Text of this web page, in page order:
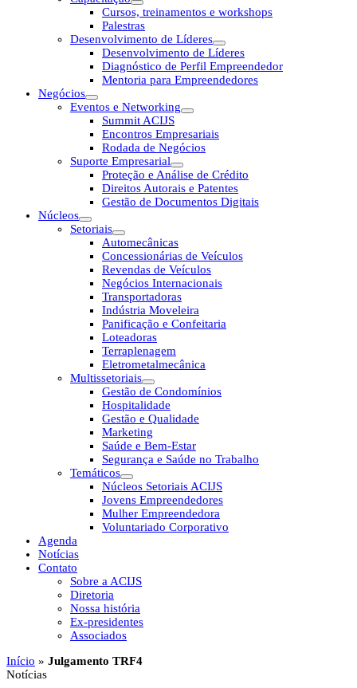
Cursos, treinamentos e workshops
Palestras
Desenvolvimento de Líderes
Desenvolvimento de Líderes
Diagnóstico de Perfil Empreendedor
Mentoria para Empreendedores
Negócios
Eventos e Networking
Summit ACIJS
Encontros Empresariais
Rodada de Negócios
Suporte Empresarial
Proteção e Análise de Crédito
Direitos Autorais e Patentes
Gestão de Documentos Digitais
Núcleos
Setoriais
Automecânicas
Concessionárias de Veículos
Revendas de Veículos
Negócios Internacionais
Transportadoras
Indústria Moveleira
Panificação e Confeitaria
Loteadoras
Terraplenagem
Eletrometalmecânica
Multissetoriais
Gestão de Condomínios
Hospitalidade
Gestão e Qualidade
Marketing
Saúde e Bem-Estar
Segurança e Saúde no Trabalho
Temáticos
Núcleos Setoriais ACIJS
Jovens Empreendedores
Mulher Empreendedora
Voluntariado Corporativo
Agenda
Notícias
Contato
Sobre a ACIJS
Diretoria
Nossa história
Ex-presidentes
Associados
Início » Julgamento TRF4
Notícias